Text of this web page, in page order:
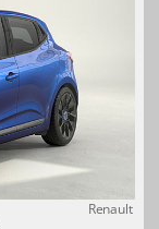
Renault